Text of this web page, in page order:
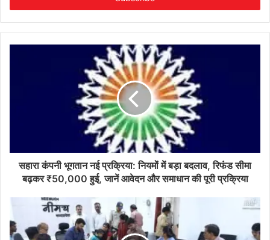
सहारा कंपनी भूगतान नई प्रक्रिया: नियमों में बड़ा बदलाव, रिफंड सीमा
बढ़कर ₹50,000 हुई, जानें आवेदन और समाधान की पूरी प्रक्रिया